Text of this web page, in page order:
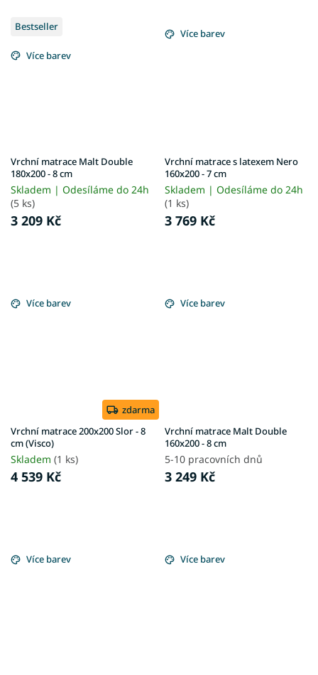
Bestseller
Více barev
Vrchní matrace Malt Double
180x200 - 8 cm
Skladem | Odesíláme do 24h
(5 ks)
3 209 Kč
Více barev
Vrchní matrace s latexem Nero
160x200 - 7 cm
Skladem | Odesíláme do 24h
(1 ks)
3 769 Kč
Více barev
zdarma
Vrchní matrace 200x200 Slor - 8
cm (Visco)
Skladem (1 ks)
4 539 Kč
Více barev
Vrchní matrace Malt Double
160x200 - 8 cm
5-10 pracovních dnů
3 249 Kč
Více barev Více barev